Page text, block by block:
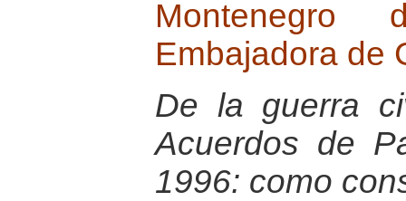
Montenegro
Embajadora de
De la guerra
Acuerdos de
1996: como